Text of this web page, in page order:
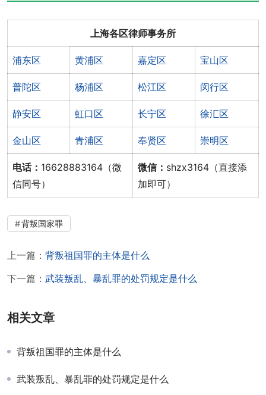
上海各区律师事务所
浦东区 黄浦区 嘉定区 宝山区
普陀区 杨浦区 松江区 闵行区
静安区 虹口区 长宁区 徐汇区
金山区 青浦区 奉贤区 崇明区
电话： 16628883164（微
信同号）
微信： shzx3164（直接添
加即可）
背叛国家罪
上一篇： 背叛祖国罪的主体是什么
下一篇： 武装叛乱、暴乱罪的处罚规定是什么
相关文章
背叛祖国罪的主体是什么
武装叛乱、暴乱罪的处罚规定是什么